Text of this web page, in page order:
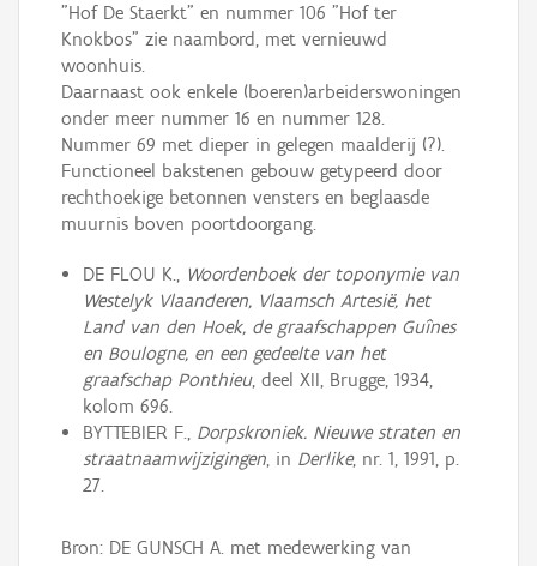
"Hof De Staerkt" en nummer 106 "Hof ter
Knokbos" zie naambord, met vernieuwd
woonhuis.
Daarnaast ook enkele (boeren)arbeiderswoningen
onder meer nummer 16 en nummer 128.
Nummer 69 met dieper in gelegen maalderij (?).
Functioneel bakstenen gebouw getypeerd door
rechthoekige betonnen vensters en beglaasde
muurnis boven poortdoorgang.
DE FLOU K., Woordenboek der toponymie van
Westelyk Vlaanderen, Vlaamsch Artesië, het
Land van den Hoek, de graafschappen Guînes
en Boulogne, en een gedeelte van het
graafschap Ponthieu, deel XII, Brugge, 1934,
kolom 696.
BYTTEBIER F., Dorpskroniek. Nieuwe straten en
straatnaamwijzigingen, in Derlike, nr. 1, 1991, p.
27.
Bron: DE GUNSCH A. met medewerking van